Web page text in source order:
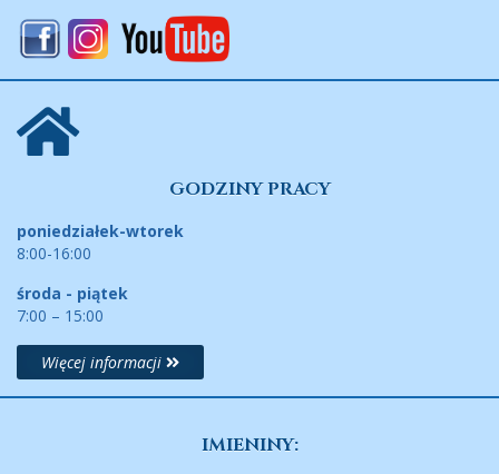
GODZINY PRACY
poniedziałek-wtorek
8:00-16:00
środa - piątek
7:00 – 15:00
Więcej informacji
IMIENINY: